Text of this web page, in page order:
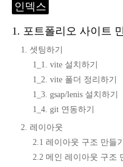
인덱스
1. 포트폴리오 사이트
1. 셋팅하기
1_1. vite 설치하기
1_2. vite 폴더 정리하기
1_3. gsap/lenis 설치하기
1_4. git 연동하기
2. 레이아웃
2.1 레이아웃 구조 만들기
2.2 메인 레이아웃 구조